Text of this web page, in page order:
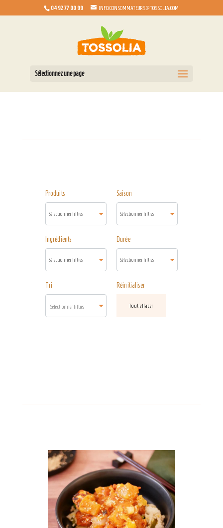
04 92 77 00 99 INFO.CONSOMMATEURS@TOSSOLIA.COM
Sélectionnez une page
Produits Saison
Ingrédients Durée
Tri
Sélectionner filtres
Réinitialiser
Tout effacer